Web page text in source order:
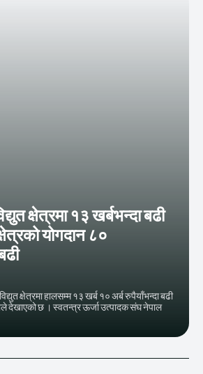
क्षेत्रमा १३ खर्बभन्दा बढी
योगदान ८०
क्षेत्रमा हालसम्म १३ खर्ब १० अर्ब रुपैयाँभन्दा बढी
देखाएको छ । स्वतन्त्र ऊर्जा उत्पादक संघ नेपाल